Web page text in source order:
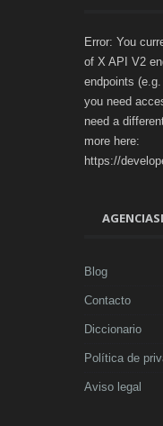
Error: You
of X API V2
endpoints
you need
need a
more here:
https://
Blog
Contacto
Diccionario
Política de
Aviso legal